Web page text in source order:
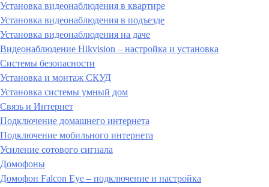
Установка видеонаблюдения в квартире
Установка видеонаблюдения в подъезде
Установка видеонаблюдения на даче
Видеонаблюдение Hikvision – настройка и установка
Системы безопасности
Установка и монтаж СКУД
Установка системы умный дом
Связь и Интернет
Подключение домашнего интернета
Подключение мобильного интернета
Усиление сотового сигнала
Домофоны
Домофон Falcon Eye – подключение и настройка